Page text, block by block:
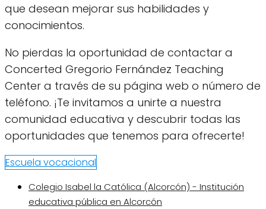
que desean mejorar sus habilidades y
conocimientos.
No pierdas la oportunidad de contactar a
Concerted Gregorio Fernández Teaching
Center a través de su página web o número de
teléfono. ¡Te invitamos a unirte a nuestra
comunidad educativa y descubrir todas las
oportunidades que tenemos para ofrecerte!
Escuela vocacional
Colegio Isabel la Católica (Alcorcón) - Institución
educativa pública en Alcorcón